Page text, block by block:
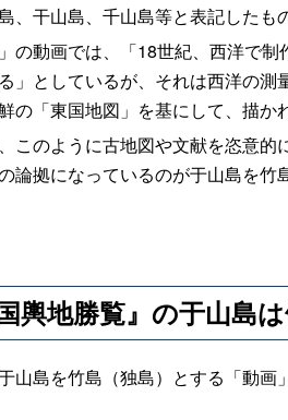
、干山島、千山島等と表記したも
の動画では、「18世紀、西洋で
」としているが、それは西洋の
の「東国地図」を基にして、描か
このように古地図や文献を恣意
論拠になっているのが于山島を
輿地勝覧』の于山島
山島を竹島（独島）とする「動画